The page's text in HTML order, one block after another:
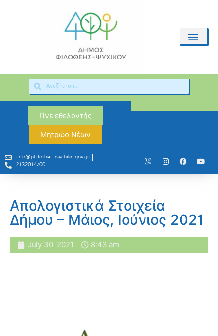
Γίνε εθελοντής
Μητρώο Νέων
info@philothei-psychiko.gov.gr
2132014700
Απολογιστικά Στοιχεία
Δήμου – Μάιος, Ιούνιος 2021
July 30, 2021 8:43 am